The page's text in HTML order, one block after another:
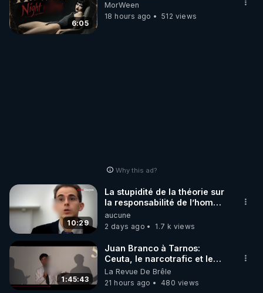
6:05
MorWeen
18 hours ago
512 views
Why this ad?
10:29
La stupidité de la théorie sur
la responsabilité de l’homme
concernant le dioxyde de
carbone.
aucune
2 days ago
1.7 k views
1:45:43
Juan Branco à Tarnos:
Ceuta, le narcotrafic et le
pouvoir en France
La Revue De Brêle
21 hours ago
480 views